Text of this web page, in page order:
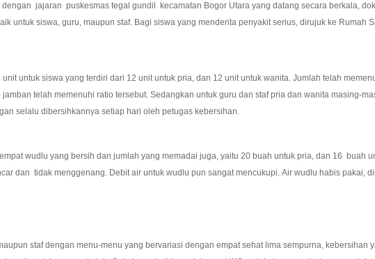
jajaran puskesmas tegal gundil kecamatan Bogor Utara yang datang secara berkala,
untuk siswa, guru, maupun staf. Bagi siswa yang menderita penyakit serius, dirujuk ke Rumah
untuk siswa yang terdiri dari 12 unit untuk pria, dan 12 unit untuk wanita. Jumlah telah
telah memenuhi ratio tersebut. Sedangkan untuk guru dan staf pria dan wanita masing-
selalu dibersihkannya setiap hari oleh petugas kebersihan.
wudlu yang bersih dan jumlah yang memadai juga, yaitu 20 buah untuk pria, dan 16 buah
dan tidak menggenang. Debit air untuk wudlu pun sangat mencukupi. Air wudlu habis pakai,
staf dengan menu-menu yang bervariasi dengan empat sehat lima sempurna, kebersihan